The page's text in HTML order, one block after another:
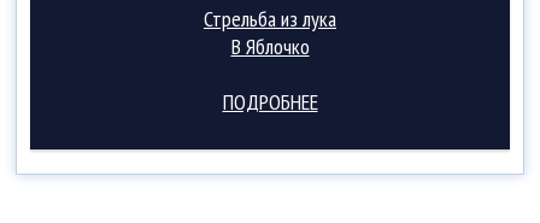
Стрельба из лука
В Яблочко
ПОДРОБНЕЕ